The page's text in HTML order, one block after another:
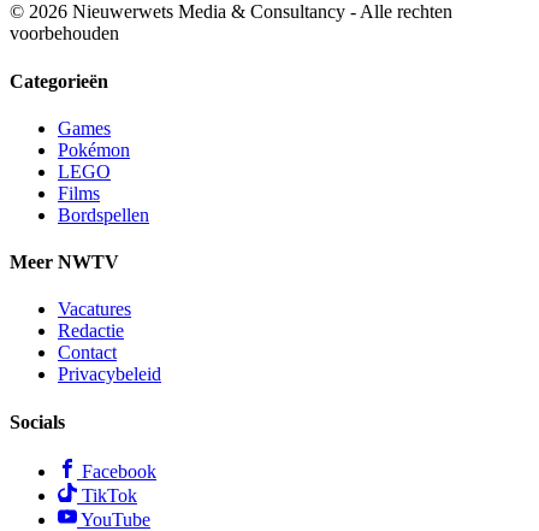
© 2026 Nieuwerwets Media & Consultancy - Alle rechten
voorbehouden
Categorieën
Games
Pokémon
LEGO
Films
Bordspellen
Meer NWTV
Vacatures
Redactie
Contact
Privacybeleid
Socials
Facebook
TikTok
YouTube